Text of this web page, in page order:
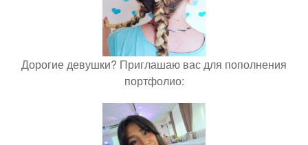
Дорогие девушки? Приглашаю вас для пополнения
портфолио: